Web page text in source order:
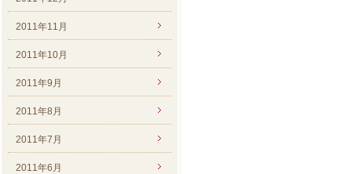
2011年11月
2011年10月
2011年9月
2011年8月
2011年7月
2011年6月